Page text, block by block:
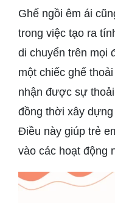
Ghế ngồi êm ái
trong việc tạo ra
di chuyển trên mọi
một chiếc ghế
nhận được sự
đồng thời xây
Điều này giúp trẻ
vào các hoạt động